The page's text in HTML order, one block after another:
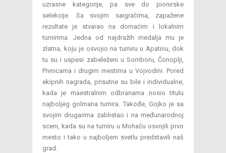
uzrasne kategorije, pa sve do pionirske
selekcije. Sa svojim saigračima, zapažene
rezultate je stvarao na domaćim i lokalnim
turnirima. Jedna od najdražih medalja mu je
zlatna, koju je osvojio na turniru u Apatinu, dok
tu su i uspesi zabeleženi u Somboru, Čonoplji,
Pivnicama i drugim mestima u Vojvodini. Pored
ekipnih nagrada, prisutne su bile i individualne,
kada je maestralnim odbranama nosio titulu
najboljeg golmana turnira. Takođe, Gojko je sa
svojim drugarima zablistao i na međunarodnoj
sceni, kada su na turniru u Mohaču osvojili prvo
mesto i tako u najboljem svetlu predstavili naš
grad.